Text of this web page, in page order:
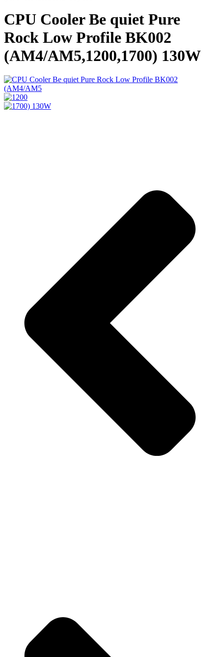
CPU Cooler Be quiet Pure
Rock Low Profile BK002
(AM4/AM5,1200,1700) 130W